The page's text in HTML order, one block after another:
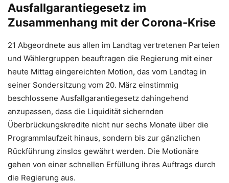
Ausfallgarantiegesetz im
Zusammenhang mit der Corona-Krise
21 Abgeordnete aus allen im Landtag vertretenen Parteien
und Wählergruppen beauftragen die Regierung mit einer
heute Mittag eingereichten Motion, das vom Landtag in
seiner Sondersitzung vom 20. März einstimmig
beschlossene Ausfallgarantiegesetz dahingehend
anzupassen, dass die Liquidität sichernden
Überbrückungskredite nicht nur sechs Monate über die
Programmlaufzeit hinaus, sondern bis zur gänzlichen
Rückführung zinslos gewährt werden. Die Motionäre
gehen von einer schnellen Erfüllung ihres Auftrags durch
die Regierung aus.